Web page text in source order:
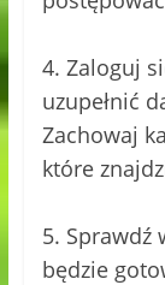
4️. Zaloguj
uzupełnić
Zachowaj
które
5️. Sprawdź
będzie